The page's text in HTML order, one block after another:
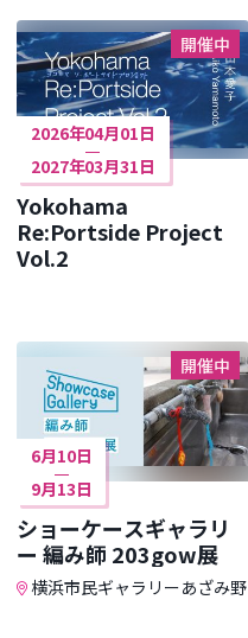
開催中
2026年04月01日
2027年03月31日
Yokohama
Re:Portside Project
Vol.2
開催中
6月10日
9月13日
ショーケースギャラリ
ー 編み師 203gow展
横浜市民ギャラリーあざみ野